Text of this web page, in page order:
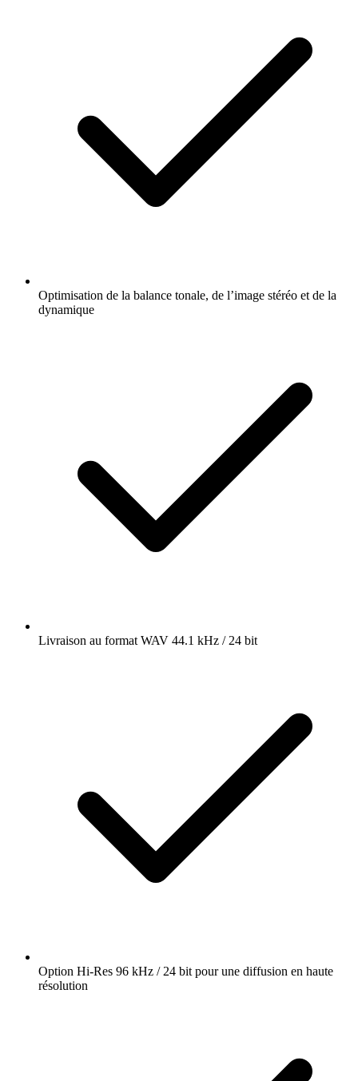
Optimisation de la balance tonale, de l’image stéréo et de la
dynamique
Livraison au format WAV 44.1 kHz / 24 bit
Option Hi-Res 96 kHz / 24 bit pour une diffusion en haute
résolution